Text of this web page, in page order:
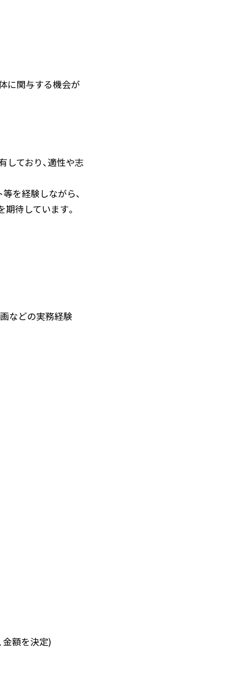
に関与する機会が
しており、適性や志
を経験しながら、
待しています。
などの実務経験
金額を決定)